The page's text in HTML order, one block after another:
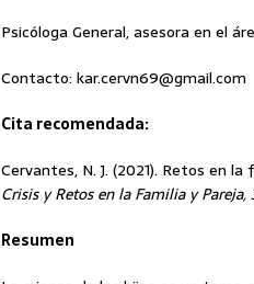
Psicóloga General, asesora en el
Contacto: kar.cervn69@gmail.com
Cita recomendada:
Cervantes, N. J. (2021). Retos en
Crisis y Retos en la Familia y Pareja,
Resumen